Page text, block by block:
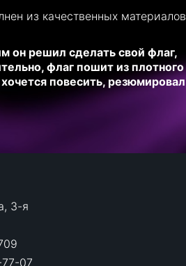
из качественных материалов
он решил сделать свой флаг,
флаг пошит из плотного
повесить, резюмировал
3-я
07